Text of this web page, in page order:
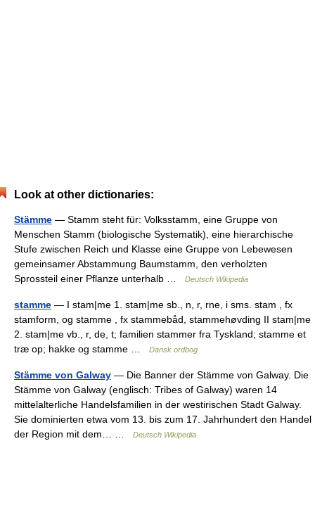
Look at other dictionaries:
Stämme — Stamm steht für: Volksstamm, eine Gruppe von
Menschen Stamm (biologische Systematik), eine hierarchische
Stufe zwischen Reich und Klasse eine Gruppe von Lebewesen
gemeinsamer Abstammung Baumstamm, den verholzten
Sprossteil einer Pflanze unterhalb …
Deutsch Wikipedia
stamme — I stam|me 1. stam|me sb., n, r, rne, i sms. stam , fx
stamform, og stamme , fx stammebåd, stammehøvding II stam|me
2. stam|me vb., r, de, t; familien stammer fra Tyskland; stamme et
træ op; hakke og stamme …
Dansk ordbog
Stämme von Galway — Die Banner der Stämme von Galway. Die
Stämme von Galway (englisch: Tribes of Galway) waren 14
mittelalterliche Handelsfamilien in der westirischen Stadt Galway.
Sie dominierten etwa vom 13. bis zum 17. Jahrhundert den Handel
der Region mit dem… …
Deutsch Wikipedia